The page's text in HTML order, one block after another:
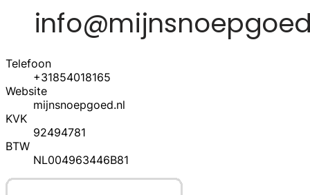
Telefoon
+31854018165
Website
mijnsnoepgoed.nl
KVK
92494781
BTW
NL004963446B81